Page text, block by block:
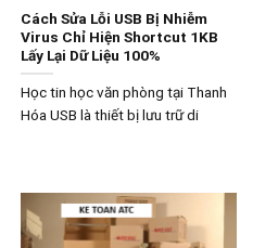
Cách Sửa Lỗi USB Bị Nhiễm
Virus Chỉ Hiện Shortcut 1KB
Lấy Lại Dữ Liệu 100%
Học tin học văn phòng tại Thanh
Hóa USB là thiết bị lưu trữ di